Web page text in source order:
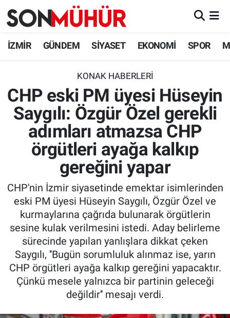
İZMİR GÜNDEM SİYASET EKONOMİ SPOR
KONAK HABERLERI
CHP eski PM üyesi Hüseyin
Saygılı: Özgür Özel gerekli
adımları atmazsa CHP
örgütleri ayağa kalkıp
gereğini yapar
CHP'nin İzmir siyasetinde emektar isimlerinden
eski PM üyesi Hüseyin Saygılı, Özgür Özel ve
kurmaylarına çağrıda bulunarak örgütlerin
sesine kulak verilmesini istedi. Aday belirleme
sürecinde yapılan yanlışlara dikkat çeken
Saygılı, ''Bugün sorumluluk alınmaz ise, yarın
CHP örgütleri ayağa kalkıp gereğini yapacaktır.
Çünkü mesele yalnızca bir partinin geleceği
değildir'' mesajı verdi.
İzmir Nöbetçi Eczaneler
İzmir Namaz Vakitleri
İzmir Trafik Yoğunluk Haritası
Süper Lig Puan Durumu ve Fikstür
Tüm Manşetler
Son Dakika Haberleri
Haber Arşivi